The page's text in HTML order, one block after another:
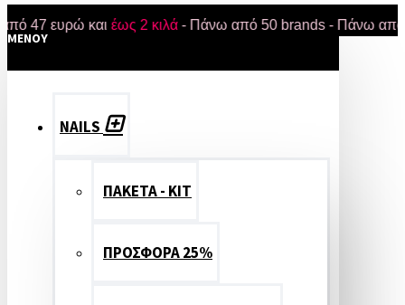
ευρώ καιέως 2 κιλά- Πάνω από 50 brands - Πάνω από 18.000
MENOY
NAILS
ΠΑΚΕΤΑ - ΚΙΤ
ΠΡΟΣΦΟΡΑ 25%